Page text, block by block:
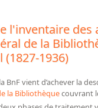
BnF
de la Bibliothèque
l'inventaire des
de la
1936)
BnF vient d’achever la
la Bibliothèquecouvrant